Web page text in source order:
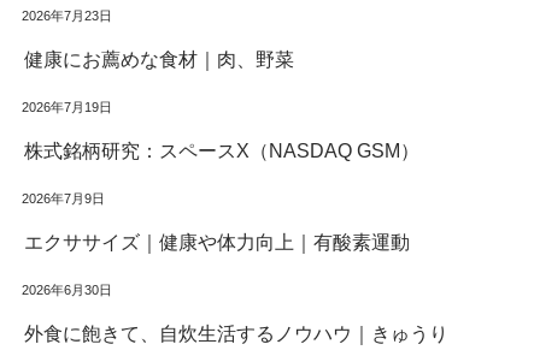
2026年7月23日
健康にお薦めな食材｜肉、野菜
2026年7月19日
株式銘柄研究：スペースX（NASDAQ GSM）
2026年7月9日
エクササイズ｜健康や体力向上｜有酸素運動
2026年6月30日
外食に飽きて、自炊生活するノウハウ｜きゅうり